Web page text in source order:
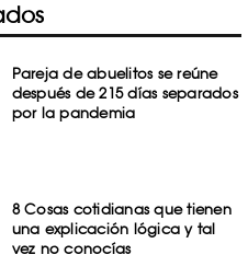
Pareja de abuelitos se reúne
después de 215 días separados
por la pandemia
8 Cosas cotidianas que tienen
una explicación lógica y tal
vez no conocías